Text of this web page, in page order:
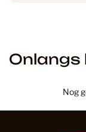
Onlangs
Nog